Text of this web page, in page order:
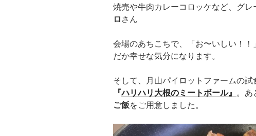
焼売や牛肉カレーコロッケなど、グ
ロ さん
会場のあちこちで、「お〜いしい！
だか幸せな気分になります。
そして、月山パイロットファームの
『ハリハリ大根のミートボール』 。あ
ご飯をご用意しました。